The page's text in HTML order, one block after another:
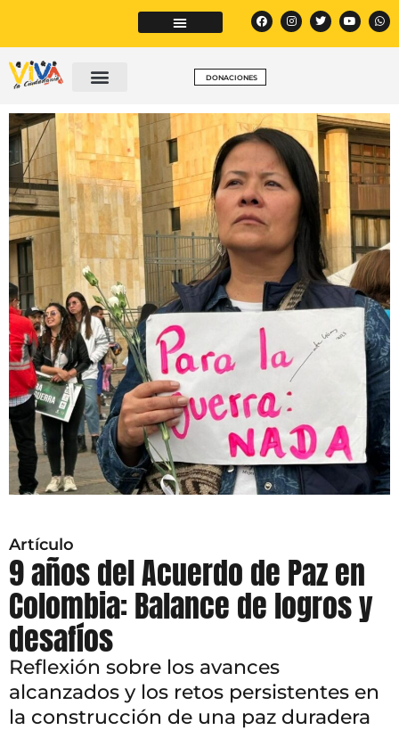
DONACIONES
Artículo
9 años del Acuerdo de Paz en
Colombia: Balance de logros y
desafíos
Reflexión sobre los avances
alcanzados y los retos persistentes en
la construcción de una paz duradera